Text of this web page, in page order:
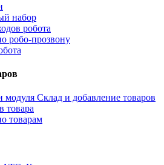
набор
робота
робо-прозвону
Склад и добавление товаров
товара
товарам